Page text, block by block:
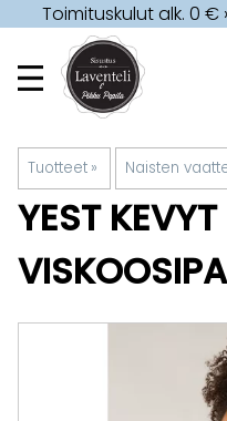
Toimituskulut alk. 0 €
Tuotteet ‪» Naisten
YEST